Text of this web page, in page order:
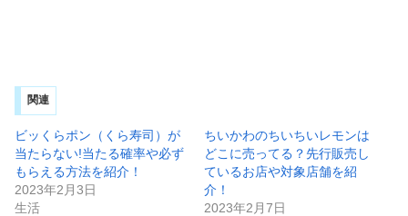
関連
ビッくらポン（くら寿司）が
当たらない!当たる確率や必ず
もらえる方法を紹介！
2023年2月3日
生活
ちいかわのちいちいレモンは
どこに売ってる？先行販売し
ているお店や対象店舗を紹
介！
2023年2月7日